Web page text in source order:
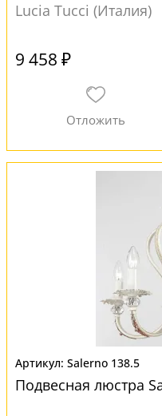
Lucia Tucci (Италия)
9 458 ₽
Salerno 138.5
Подвесная люстра